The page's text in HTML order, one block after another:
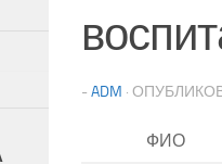
- ADM ·
ФИО